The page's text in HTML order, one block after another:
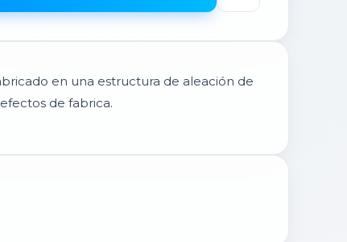
en una estructura de aleación de
de fabrica.